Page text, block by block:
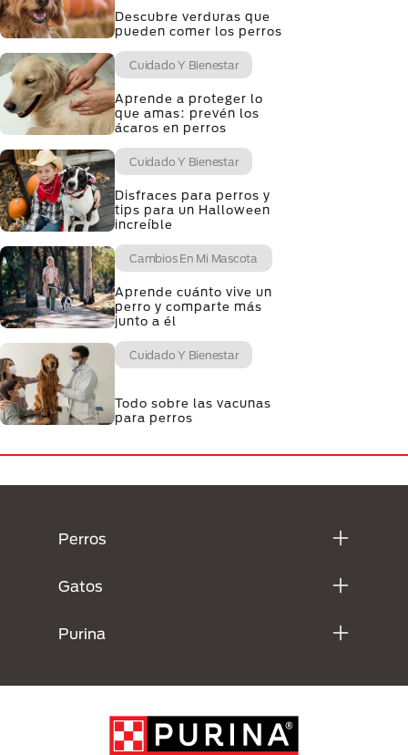
Descubre verduras que
pueden comer los perros
Cuidado Y Bienestar
Aprende a proteger lo
que amas: prevén los
ácaros en perros
Cuidado Y Bienestar
Disfraces para perros y
tips para un Halloween
increíble
Cambios En Mi Mascota
Aprende cuánto vive un
perro y comparte más
junto a él
Cuidado Y Bienestar
Todo sobre las vacunas
para perros
Perros
Gatos
Purina